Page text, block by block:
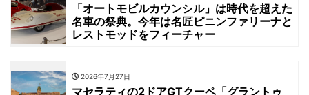
「オートモビルカウンシル」は時代を超えた
名車の祭典。今年は名匠ピニンファリーナと
レストモッドをフィーチャー
2026年7月27日
マセラティの2ドアGTクーペ「グラントゥ